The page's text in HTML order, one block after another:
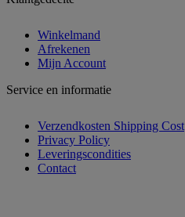
Winkelmand
Afrekenen
Mijn Account
Service en informatie
Verzendkosten Shipping Cost
Privacy Policy
Leveringscondities
Contact